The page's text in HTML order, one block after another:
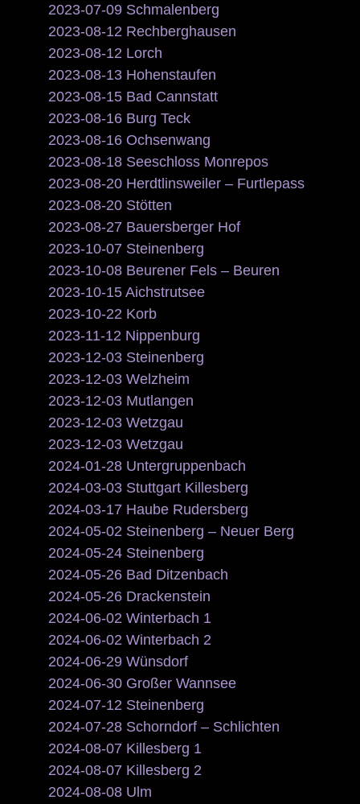
2023-07-09 Schmalenberg
2023-08-12 Rechberghausen
2023-08-12 Lorch
2023-08-13 Hohenstaufen
2023-08-15 Bad Cannstatt
2023-08-16 Burg Teck
2023-08-16 Ochsenwang
2023-08-18 Seeschloss Monrepos
2023-08-20 Herdtlinsweiler – Furtlepass
2023-08-20 Stötten
2023-08-27 Bauersberger Hof
2023-10-07 Steinenberg
2023-10-08 Beurener Fels – Beuren
2023-10-15 Aichstrutsee
2023-10-22 Korb
2023-11-12 Nippenburg
2023-12-03 Steinenberg
2023-12-03 Welzheim
2023-12-03 Mutlangen
2023-12-03 Wetzgau
2023-12-03 Wetzgau
2024-01-28 Untergruppenbach
2024-03-03 Stuttgart Killesberg
2024-03-17 Haube Rudersberg
2024-05-02 Steinenberg – Neuer Berg
2024-05-24 Steinenberg
2024-05-26 Bad Ditzenbach
2024-05-26 Drackenstein
2024-06-02 Winterbach 1
2024-06-02 Winterbach 2
2024-06-29 Wünsdorf
2024-06-30 Großer Wannsee
2024-07-12 Steinenberg
2024-07-28 Schorndorf – Schlichten
2024-08-07 Killesberg 1
2024-08-07 Killesberg 2
2024-08-08 Ulm